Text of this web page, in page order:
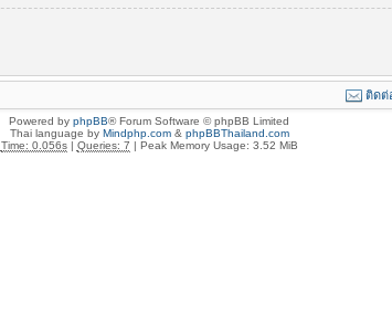
ติดต่
Powered by phpBB® Forum Software © phpBB Limited
Thai language by Mindphp.com& phpBBThailand.com
Time: 0.056s| Queries: 7 | Peak Memory Usage: 3.52 MiB